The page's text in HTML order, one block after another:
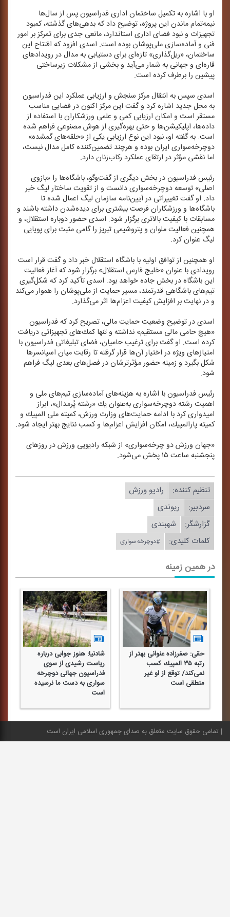
او با اشاره به تكمیل ساختمان اداری فدراسیون پس از سال‌ها
نیمه‌تمام ماندن این پروژه، توضیح داد كه بدهی‌های گذشته، كمبود
تجهیزات و نبود فضای اداری استاندارد، مانعی جدی برای تمركز بر امور
فنی و آماده‌سازی ملی‌پوشان بوده است. اسدی افزود كه افتتاح این
ساختمان، «ریل‌گذاری» تازه‌ای برای دستیابی به مدال در رویدادهای
قاره‌ای و جهانی به شمار می‌آید و بخشی از مشكلات زیرساختی
پیشین را برطرف كرده است.
اسدی سپس به انتقال مركز سنجش و ارزیابی عملكرد این فدراسیون
به محل جدید اشاره كرد و گفت این مركز اكنون در فضایی مناسب
مستقر است و امكان ارزیابی كمی و علمی ورزشكاران با استفاده از
داده‌ها، اپلیكیشن‌ها و حتی بهره‌گیری از هوش مصنوعی فراهم شده
است. به گفته او، نبود این نوع ارزیابی یكی از «حلقه‌های گمشده»
دوچرخه‌سواری ایران بوده و هرچند تضمین‌كننده كامل مدال نیست،
اما نقشی مؤثر در ارتقای عملكرد ركاب‌زنان دارد.
رئیس فدراسیون در بخش دیگری از گفت‌وگو، باشگاه‌ها را «بازوی
اصلی» توسعه دوچرخه‌سواری دانست و از تقویت ساختار لیگ خبر
داد. او گفت تغییراتی در آیین‌نامه سازمان لیگ اعمال شده تا
باشگاه‌ها و ورزشكاران فرصت بیشتری برای دیده‌شدن داشته باشند و
مسابقات با كیفیت بالاتری برگزار شود. اسدی حضور دوباره استقلال، و
همچنین فعالیت ملوان و پتروشیمی تبریز را گامی مثبت برای پویایی
لیگ عنوان كرد.
او همچنین از توافق اولیه با باشگاه استقلال خبر داد و گفت قرار است
رویدادی با عنوان «خلیج فارس استقلال» برگزار شود كه آغاز فعالیت
این باشگاه در بخش جاده خواهد بود. اسدی تأكید كرد كه شكل‌گیری
تیم‌های باشگاهی قدرتمند، مسیر حمایت از ملی‌پوشان را هموار می‌كند
و در نهایت بر افزایش كیفیت اعزام‌ها اثر می‌گذارد.
اسدی در توضیح وضعیت حمایت مالی، تصریح كرد كه فدراسیون
«هیچ حامی مالی مستقیم» نداشته و تنها كمك‌های تجهیزاتی دریافت
كرده است. او گفت برای ترغیب حامیان، فضای تبلیغاتی فدراسیون با
امتیازهای ویژه در اختیار آن‌ها قرار گرفته تا رقابت میان اسپانسرها
شكل بگیرد و زمینه حضور مؤثرترشان در فصل‌های بعدی لیگ فراهم
شود.
رئیس فدراسیون با اشاره به هزینه‌های آماده‌سازی تیم‌های ملی و
اهمیت رشته دوچرخه‌سواری به‌عنوان یك «رشته پُرمدال»، ابراز
امیدواری كرد با ادامه حمایت‌های وزارت ورزش، كمیته ملی المپیك و
كمیته پارالمپیك، امكان افزایش اعزام‌ها و كسب نتایج بهتر ایجاد شود.
«جهان ورزش دو چرخه‌سواری» از شبكه رادیویی ورزش در روزهای
پنجشنبه ساعت ۱۵ پخش می‌شود.
تنظیم كننده:
رادیو ورزش
سردبیر:
ریوندی
گزارشگر:
شهبندی
کلمات کلیدی:
#دوچرخه سواری
در همین زمینه
حقی: صفرزاده عنوانی بهتر از
رتبه ۳۵ المپیك كسب
نمی‌كند/ توقع از او غیر
منطقی است
شادنیا: هنوز جوابی درباره
ریاست رشیدی از سوی
فدراسیون جهانی دوچرخه
سواری به دست ما نرسیده
است
تمامی حقوق سایت متعلق به صدای جمهوری اسلامی ایران است